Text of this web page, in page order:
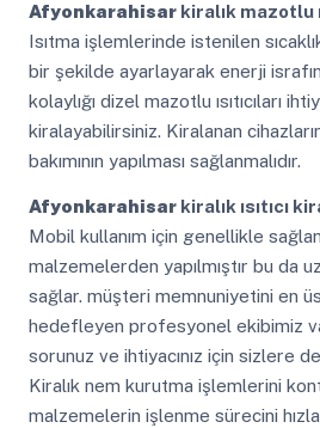
Afyonkarahisarkiralık mazotlu
Isıtma işlemlerinde istenilen
bir şekilde ayarlayarak enerji
kolaylığı dizel mazotlu ısıtıcıları
kiralayabilirsiniz. Kiralanan
bakımının yapılması sağlanmalıdır.
Afyonkarahisarkiralık ısıtıcı
Mobil kullanım için genellikle
malzemelerden yapılmıştır bu da
sağlar. müşteri memnuniyetini en
hedefleyen profesyonel ekibimiz
sorunuz ve ihtiyacınız için sizlere
Kiralık nem kurutma işlemlerini
malzemelerin işlenme sürecini